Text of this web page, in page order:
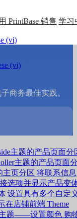
PrintBase 销售 学习
(vi)
(vi)
商务最佳实践。
主题的产品页面分
主题的产品页面
主页分区 将联系信息
选项并显示产品变
设置具有多个自定
在店铺前端 Theme
题——设置颜色 购